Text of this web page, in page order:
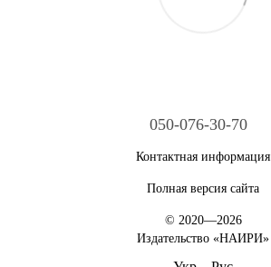
050-076-30-70
Контактная информация
Полная версия сайта
© 2020—2026
Издательство «НАИРИ»